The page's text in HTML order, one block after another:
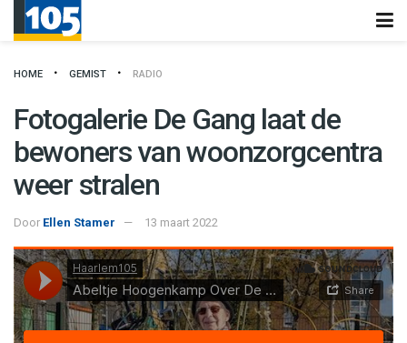
HOME GEMIST RADIO
Fotogalerie De Gang laat de
bewoners van woonzorgcentra
weer stralen
Door Ellen Stamer 13 maart 2022
Haarlem105·Abeltje Hoogenkamp Over De Fotoexpositie In De Gang